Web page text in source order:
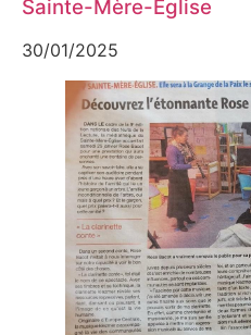
Sainte-Mère-Église
30/01/2025